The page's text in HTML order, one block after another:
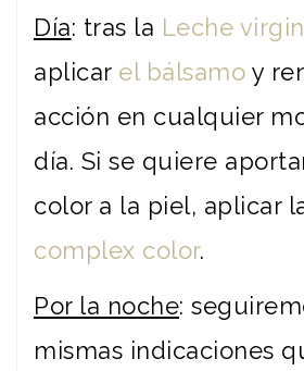
Día: tras la Leche
aplicar el bálsamo y
acción en cualquier
día. Si se quiere
color a la piel, aplicar
complex color.
Por la noche:
mismas indicaciones